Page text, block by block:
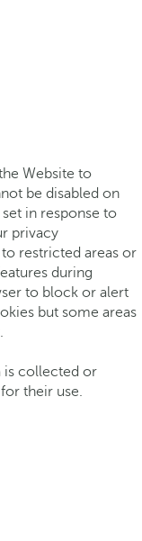
Website to
be disabled on
in response to
privacy
restricted areas or
during
to block or alert
but some areas
is collected or
their use.